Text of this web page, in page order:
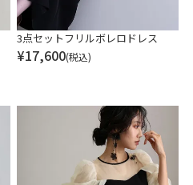
3点セットフリルボレロドレス
¥17,600(税込)